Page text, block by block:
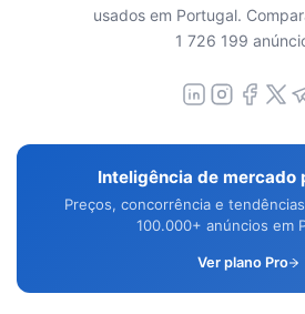
usados em Portugal.
1 726 199
Inteligência de mercado
Preços, concorrência e
100.000+ anúncios em
Ver plano Pro